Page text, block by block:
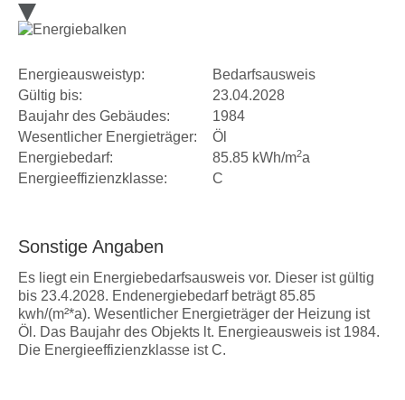
Energieausweistyp:
Bedarfsausweis
Gültig bis:
23.04.2028
Baujahr des Gebäudes:
1984
Wesentlicher Energieträger:
Öl
Energiebedarf:
85.85 kWh/m2a
Energieeffizienzklasse:
C
Sonstige Angaben
Es liegt ein Energiebedarfsausweis vor. Dieser ist gültig
bis 23.4.2028. Endenergiebedarf beträgt 85.85
kwh/(m²*a). Wesentlicher Energieträger der Heizung ist
Öl. Das Baujahr des Objekts lt. Energieausweis ist 1984.
Die Energieeffizienzklasse ist C.